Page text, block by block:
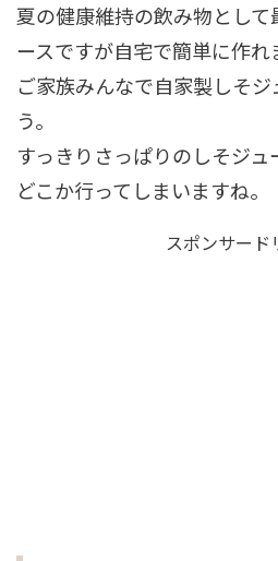
夏の健康維持の飲み物として
ースですが自宅で簡単に作れ
ご家族みんなで自家製しそ
う。
すっきりさっぱりのしそジ
どこか行ってしまいますね。
スポンサード